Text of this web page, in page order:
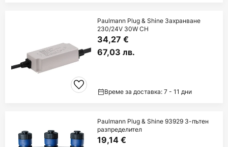
Paulmann Plug & Shine Захранване
230/24V 30W CH
34,27 €
67,03 лв.
Време за доставка: 7 - 11 дни
Paulmann Plug & Shine 93929 3-пътен
разпределител
19,14 €